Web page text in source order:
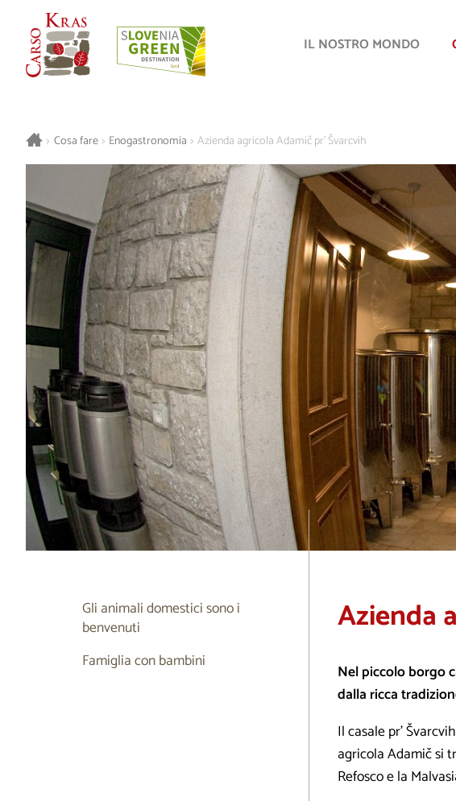
IL NOSTRO MONDO
> Cosa fare > Enogastronomia > Azienda agricola Adamič pr’ Švarcvih
Azienda
Nel piccolo borgo
dalla ricca
Il casale pr’
agricola Adamič si
Refosco e la
Gli animali domestici sono i
benvenuti
Famiglia con bambini